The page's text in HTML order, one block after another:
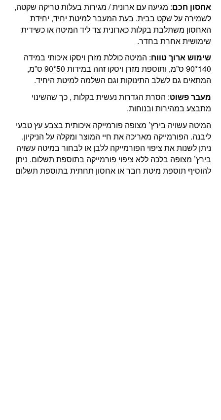
אחסון חכם: מגיעה עם ארונית / מגירות בעלות טריקה שקטה,
לשמירה על שקט בבית. בעת המעבר למיטת יחיד, יחידת
האחסון משתלבת בקלות כארונית צד ליד המיטה או כשידית
שימושית אחרת בחדר.
שימוש ארוך טווח: המיטה כוללת מזרן ויסקו איכותי במידה
140*90 ס”מ, ותוספת מזרן ויסקו זהה במידות 50*90 ס”מ,
המתאים גם לשלב התינוקות וגם השלמה למיטת היחיד.
מעבר פשוט: הסרת הגדרות נעשית בקלות , כך שהשינוי
מתבצע במהירות ובנוחות.
המיטה עשויה בירץ’ מצופה פורמייקה איכותית בצבע עץ טבעי
ליבנה. הפורמייקה מאריכה את חיי המוצר ומקלה על הניקיון.
ניתן לשנות את ציפוי הפורמייקה ללבן או לבחור במיטה עשויה
בירץ’ מצופה בלכה ללא ציפוי פורמייקה בתוספת תשלום. ניתן
להוסיף תוספת מיטת חבר או אחסון תחתית בתוספת תשלום